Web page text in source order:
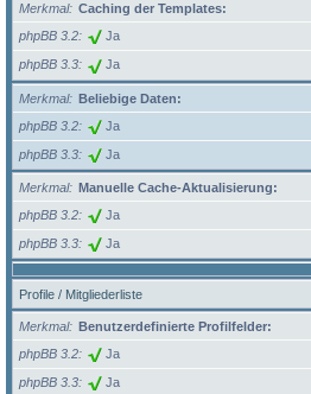
Merkmal
Caching der Templates:
phpBB 3.2
Ja
phpBB 3.3 Ja
Merkmal
Beliebige Daten:
phpBB 3.2
Ja
phpBB 3.3 Ja
Merkmal
Manuelle Cache-Aktualisierung:
phpBB 3.2
Ja
phpBB 3.3 Ja
Profile / Mitgliederliste
Merkmal
Benutzerdefinierte Profilfelder:
phpBB 3.2
Ja
phpBB 3.3 Ja